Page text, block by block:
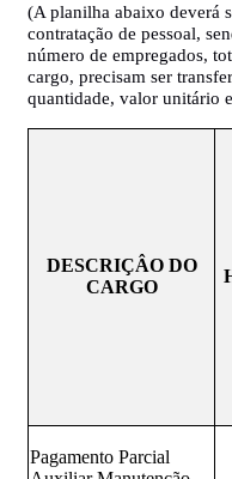
(A planilha abaixo deverá
contratação de pessoal,
número de empregados,
cargo, precisam ser
quantidade, valor unitário
DESCRIÇÂO DO
CARGO
Pagamento Parcial